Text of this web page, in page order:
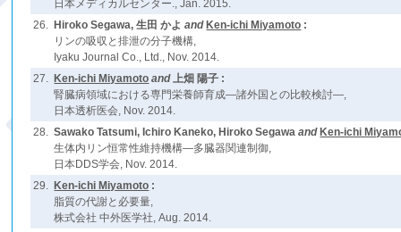
日本メディカルセンター., Jan. 2015.
26. Hiroko Segawa, 生田 かよ and Ken-ichi Miyamoto :
リンの吸収と排泄の分子機構,
Iyaku Journal Co., Ltd., Nov. 2014.
27. Ken-ichi Miyamoto and上畑 陽子 :
腎臓病領域における専門栄養師育成―諸外国との比較検討―,
日本透析医会, Nov. 2014.
28. Sawako Tatsumi, Ichiro Kaneko, Hiroko Segawa and Ken-ichi
生体内リン恒常性維持機構―多臓器関連制御,
日本DDS学会, Nov. 2014.
29. Ken-ichi Miyamoto :
脂質の代謝と必要量,
株式会社 中外医学社, Aug. 2014.